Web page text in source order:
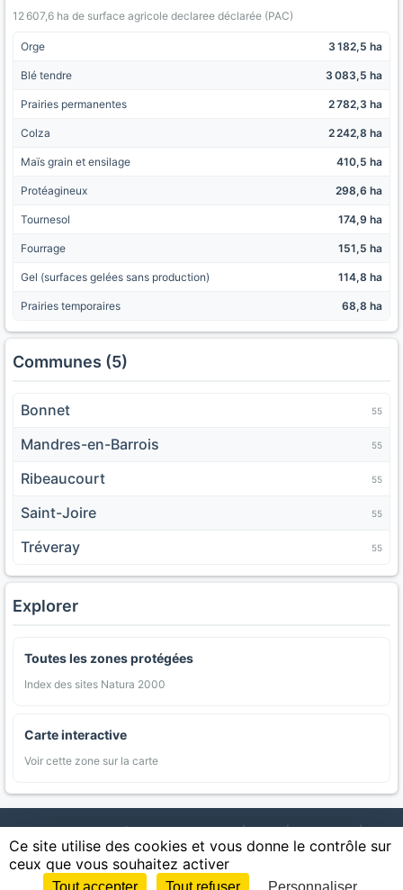
12 607,6 ha de surface agricole declaree déclarée (PAC)
Orge 3 182,5 ha
Blé tendre 3 083,5 ha
Prairies permanentes 2 782,3 ha
Colza 2 242,8 ha
Maïs grain et ensilage 410,5 ha
Protéagineux 298,6 ha
Tournesol 174,9 ha
Fourrage 151,5 ha
Gel (surfaces gelées sans production) 114,8 ha
Prairies temporaires 68,8 ha
Communes (5)
Bonnet 55
Mandres-en-Barrois 55
Ribeaucourt 55
Saint-Joire 55
Tréveray 55
Explorer
Toutes les zones protégées
Index des sites Natura 2000
Carte interactive
Voir cette zone sur la carte
AgriMap — Données agricoles ouvertes | Carte | Communes |
Appellations | Regions | Cultures | Zones protégées | Forets |
Littoral | Espaces naturels | Statistiques
| Confidentialite | CGU | CGV Cookies
Ce site utilise des cookies et vous donne le contrôle sur
ceux que vous souhaitez activer
Tout accepter Tout refuser Personnaliser